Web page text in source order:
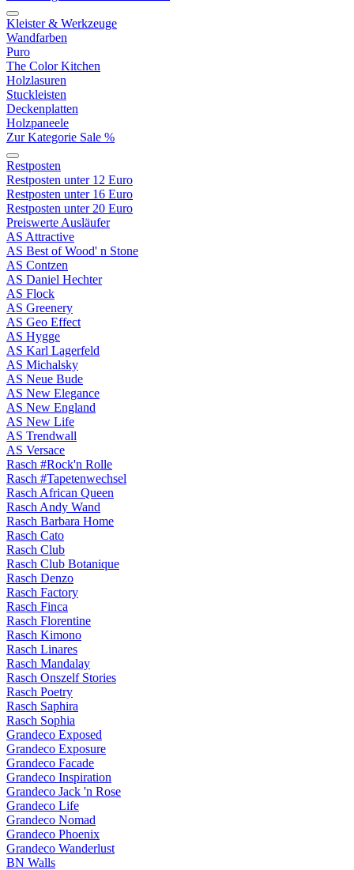
Kleister & Werkzeuge
Wandfarben
Puro
The Color Kitchen
Holzlasuren
Stuckleisten
Deckenplatten
Holzpaneele
Zur Kategorie Sale %
Restposten
Restposten unter 12 Euro
Restposten unter 16 Euro
Restposten unter 20 Euro
Preiswerte Ausläufer
AS Attractive
AS Best of Wood' n Stone
AS Contzen
AS Daniel Hechter
AS Flock
AS Greenery
AS Geo Effect
AS Hygge
AS Karl Lagerfeld
AS Michalsky
AS Neue Bude
AS New Elegance
AS New England
AS New Life
AS Trendwall
AS Versace
Rasch #Rock'n Rolle
Rasch #Tapetenwechsel
Rasch African Queen
Rasch Andy Wand
Rasch Barbara Home
Rasch Cato
Rasch Club
Rasch Club Botanique
Rasch Denzo
Rasch Factory
Rasch Finca
Rasch Florentine
Rasch Kimono
Rasch Linares
Rasch Mandalay
Rasch Onszelf Stories
Rasch Poetry
Rasch Saphira
Rasch Sophia
Grandeco Exposed
Grandeco Exposure
Grandeco Facade
Grandeco Inspiration
Grandeco Jack 'n Rose
Grandeco Life
Grandeco Nomad
Grandeco Phoenix
Grandeco Wanderlust
BN Walls